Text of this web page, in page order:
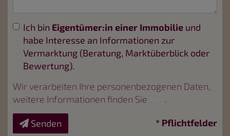
Ich bin Eigentümer:in einer Immobilie und
habe Interesse an Informationen zur
Vermarktung (Beratung, Marktüberblick oder
Bewertung).
Wir verarbeiten Ihre personenbezogenen Daten,
weitere Informationen finden Sie
.
Senden * Pflichtfelder